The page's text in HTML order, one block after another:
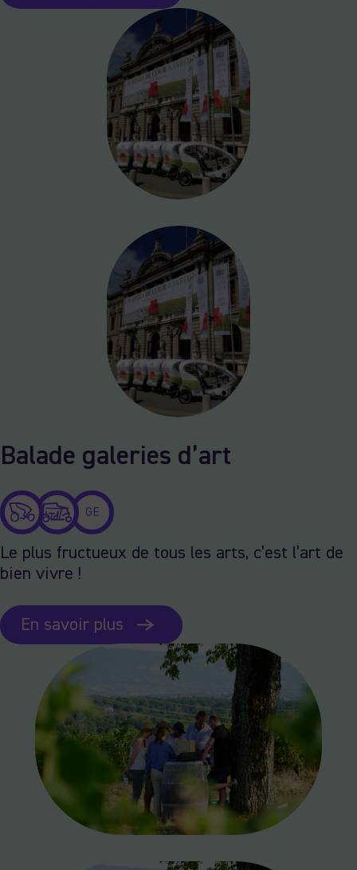
Balade galeries d’art
GE
Le plus fructueux de tous les arts, c’est l’art de
bien vivre !
En savoir plus